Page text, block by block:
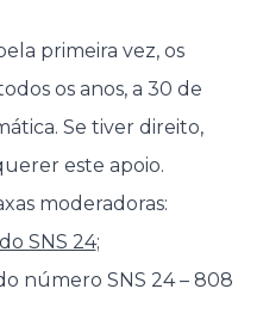
primeira vez, os
os anos, a 30 de
Se tiver direito,
este apoio.
moderadoras:
SNS 24;
número SNS 24 – 808